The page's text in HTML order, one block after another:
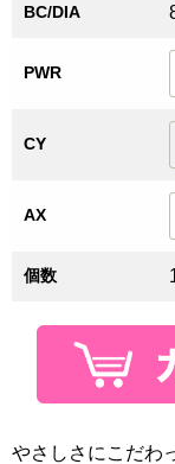
BC/DIA
PWR
CY
AX
個数
やさしさにこだわ